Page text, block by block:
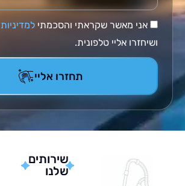
אני מאשר שקראתי והסכמתילמדיניות הפרטיות
אליי טלפונית.
תחזרו אליי
שירותים